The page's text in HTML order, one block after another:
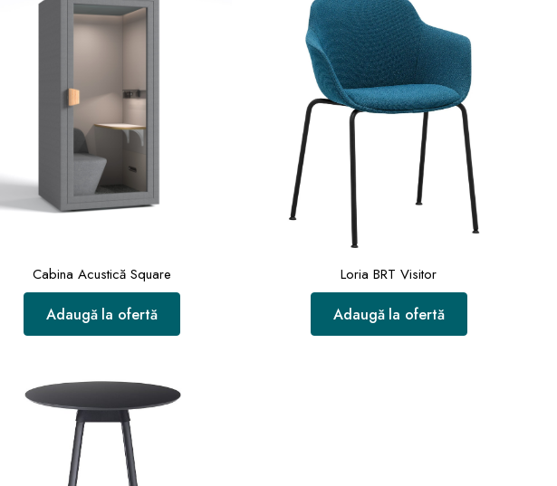
Cabina Acustică Square
Adaugă la ofertă
Loria BRT Visitor
Adaugă la ofertă